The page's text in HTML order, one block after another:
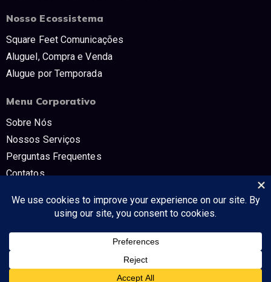
Nosso Ecossistema
Square Feet Comunicações
Aluguel, Compra e Venda
Alugue por Temporada
Menu Corporativo
Sobre Nós
Nossos Serviços
Perguntas Frequentes
Contatos
Políticas e Termos
CNPJ: 54.298.853/0001-80 SQUARE FEET COMUNICAÇÔES E TV -
Tudo no mercado imobiliário!